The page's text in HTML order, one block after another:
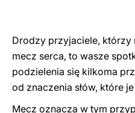
Drodzy przyjaciele,
mecz serca, to wasze
podzielenia się kilkoma
od znaczenia słów, które
Mecz oznacza w tym